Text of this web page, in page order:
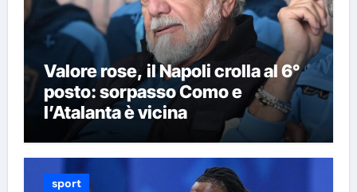
Valore rose, il Napoli crolla al 6°
posto: sorpasso Como e
l’Atalanta è vicina
sport